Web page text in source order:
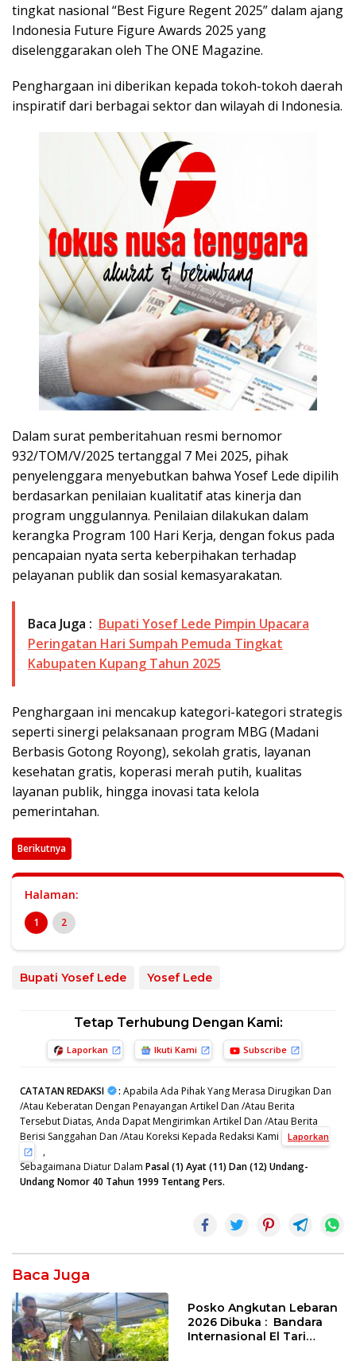
tingkat nasional “Best Figure Regent 2025” dalam ajang
Indonesia Future Figure Awards 2025 yang
diselenggarakan oleh The ONE Magazine.
Penghargaan ini diberikan kepada tokoh-tokoh daerah
inspiratif dari berbagai sektor dan wilayah di Indonesia.
Dalam surat pemberitahuan resmi bernomor
932/TOM/V/2025 tertanggal 7 Mei 2025, pihak
penyelenggara menyebutkan bahwa Yosef Lede dipilih
berdasarkan penilaian kualitatif atas kinerja dan
program unggulannya. Penilaian dilakukan dalam
kerangka Program 100 Hari Kerja, dengan fokus pada
pencapaian nyata serta keberpihakan terhadap
pelayanan publik dan sosial kemasyarakatan.
Baca Juga : Bupati Yosef Lede Pimpin Upacara
Peringatan Hari Sumpah Pemuda Tingkat
Kabupaten Kupang Tahun 2025
Penghargaan ini mencakup kategori-kategori strategis
seperti sinergi pelaksanaan program MBG (Madani
Berbasis Gotong Royong), sekolah gratis, layanan
kesehatan gratis, koperasi merah putih, kualitas
layanan publik, hingga inovasi tata kelola
pemerintahan.
Berikutnya
Halaman:
1 2
Bupati Yosef Lede Yosef Lede
Tetap Terhubung Dengan Kami:
Laporkan Ikuti Kami Subscribe
CATATAN REDAKSI : Apabila Ada Pihak Yang Merasa Dirugikan Dan
/Atau Keberatan Dengan Penayangan Artikel Dan /Atau Berita
Tersebut Diatas, Anda Dapat Mengirimkan Artikel Dan /Atau Berita
Berisi Sanggahan Dan /Atau Koreksi Kepada Redaksi Kami
Laporkan
,
Sebagaimana Diatur Dalam Pasal (1) Ayat (11) Dan (12) Undang-
Undang Nomor 40 Tahun 1999 Tentang Pers.
Baca Juga
Posko Angkutan Lebaran
2026 Dibuka : Bandara
Internasional El Tari